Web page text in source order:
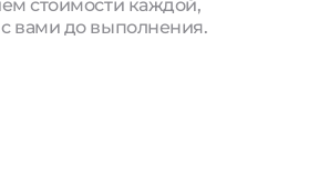
стоимости каждой,
вами до выполнения.